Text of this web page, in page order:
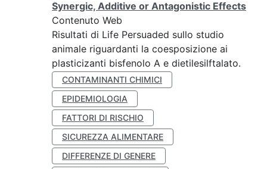
Synergic, Additive or Antagonistic Effects
Contenuto Web
Risultati di Life Persuaded sullo studio
animale riguardanti la coesposizione ai
plasticizanti bisfenolo A e dietilesilftalato.
CONTAMINANTI CHIMICI
EPIDEMIOLOGIA
FATTORI DI RISCHIO
SICUREZZA ALIMENTARE
DIFFERENZE DI GENERE